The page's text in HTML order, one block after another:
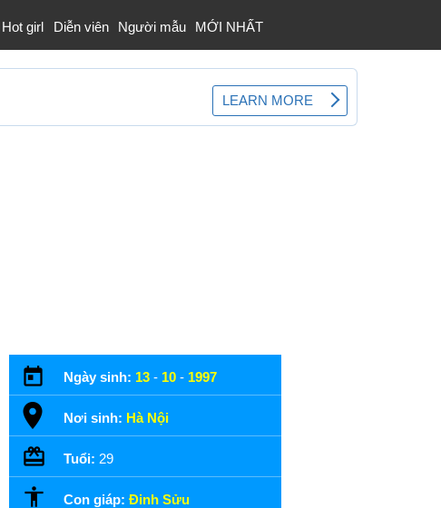
Hot girl Diễn viên Người mẫu MỚI NHẤT
Ngày sinh: 13 - 10 - 1997
Nơi sinh: Hà Nội
Tuổi: 29
Con giáp: Đinh Sửu